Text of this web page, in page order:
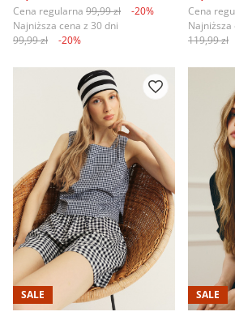
Cena regularna 99,99 zł
-20%
Najniższa cena z 30 dni
99,99 zł
-20%
Cena
Najniższa
119,99 zł
SALE SALE